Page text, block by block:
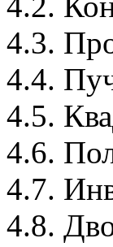
4.3.
4.4.
4.5.
4.6.
4.7.
4.8.